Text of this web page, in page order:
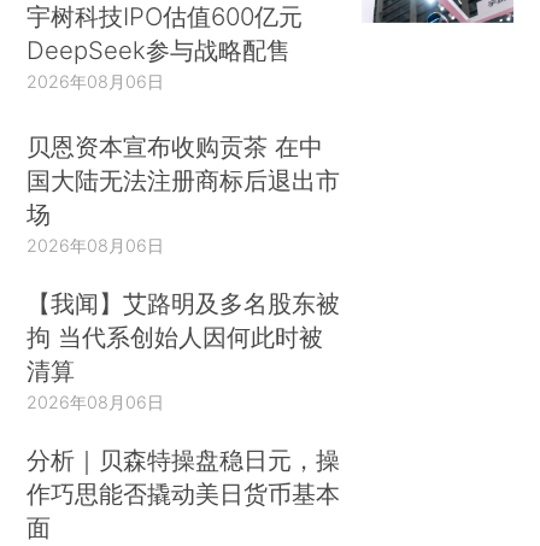
宇树科技IPO估值600亿元
DeepSeek参与战略配售
2026年08月06日
贝恩资本宣布收购贡茶 在中
国大陆无法注册商标后退出市
场
2026年08月06日
【我闻】艾路明及多名股东被
拘 当代系创始人因何此时被
清算
2026年08月06日
分析｜贝森特操盘稳日元，操
作巧思能否撬动美日货币基本
面